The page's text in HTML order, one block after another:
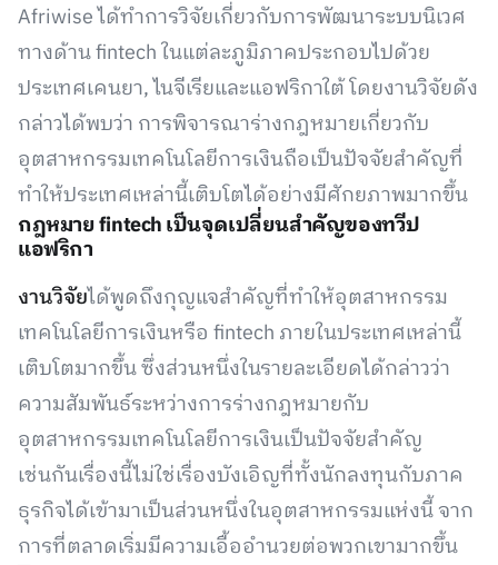
Afriwise ได้ทำการวิจัยเกี่ยวกับการพัฒนาระบบนิเวศ
ทางด้าน fintech ในแต่ละภูมิภาคประกอบไปด้วย
ประเทศเคนยา, ไนจีเรียและแอฟริกาใต้ โดยงานวิจัยดัง
กล่าวได้พบว่า การพิจารณาร่างกฎหมายเกี่ยวกับ
อุตสาหกรรมเทคโนโลยีการเงินถือเป็นปัจจัยสำคัญที่
ทำให้ประเทศเหล่านี้เติบโตได้อย่างมีศักยภาพมากขึ้น
กฎหมาย fintech เป็นจุดเปลี่ยนสำคัญของทวีป
แอฟริกา
งานวิจัยได้พูดถึงกุญแจสำคัญที่ทำให้อุตสาหกรรม
เทคโนโลยีการเงินหรือ fintech ภายในประเทศเหล่านี้
เติบโตมากขึ้น ซึ่งส่วนหนึ่งในรายละเอียดได้กล่าวว่า
ความสัมพันธ์ระหว่างการร่างกฎหมายกับ
อุตสาหกรรมเทคโนโลยีการเงินเป็นปัจจัยสำคัญ
เช่นกันเรื่องนี้ไม่ใช่เรื่องบังเอิญที่ทั้งนักลงทุนกับภาค
ธุรกิจได้เข้ามาเป็นส่วนหนึ่งในอุตสาหกรรมแห่งนี้ จาก
การที่ตลาดเริ่มมีความเอื้ออำนวยต่อพวกเขามากขึ้น